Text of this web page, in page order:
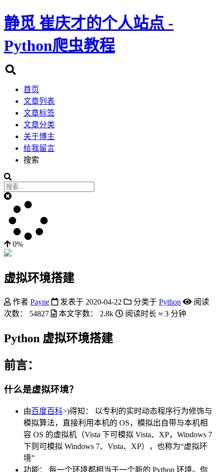
静觅 崔庆才的个人站点 -
Python爬虫教程
首页
文章列表
文章标签
文章分类
关于博主
给我留言
搜索
0%
虚拟环境搭建
作者 Payne 发表于 2020-04-22 分类于 Python
阅读
次数：
54827 本文字数： 2.8k 阅读时长 ≈ 3 分钟
Python 虚拟环境搭建
前言：
什么是虚拟环境？
由百度百科>)得知： 以专利的实时动态程序行为修饰与
模拟算法，直接利用本机的 OS，模拟出自带与本机相
容 OS 的虚拟机（Vista 下可模拟 Vista、XP，Windows 7
下则可模拟 Windows 7、Vista、XP），也称为“虚拟环
境”
功能： 每一个环境都相当于一个新的 Python 环境。你